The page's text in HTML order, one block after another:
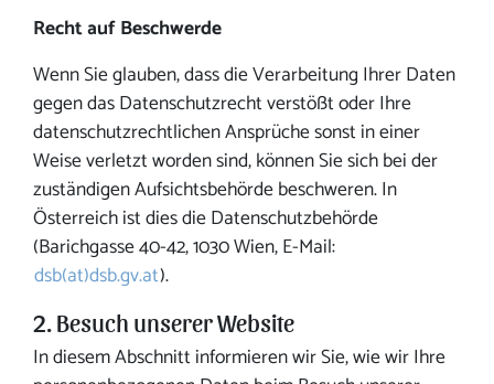
Recht auf Beschwerde
Wenn Sie glauben, dass die Verarbeitung Ihrer Daten
gegen das Datenschutzrecht verstößt oder Ihre
datenschutzrechtlichen Ansprüche sonst in einer
Weise verletzt worden sind, können Sie sich bei der
zuständigen Aufsichtsbehörde beschweren. In
Österreich ist dies die Datenschutzbehörde
(Barichgasse 40-42, 1030 Wien, E-Mail:
dsb(at)dsb.gv.at).
2. Besuch unserer Website
In diesem Abschnitt informieren wir Sie, wie wir Ihre